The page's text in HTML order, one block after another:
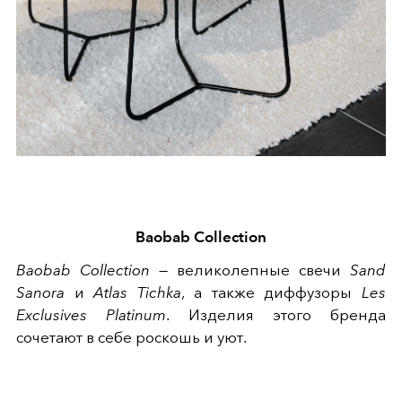
Baobab Collection
Baobab Collection — великолепные свечи Sand
Sanora иAtlas Tichka, а также диффузоры Les
Exclusives Platinum. Изделия этого бренда
сочетают в себе роскошь и уют.